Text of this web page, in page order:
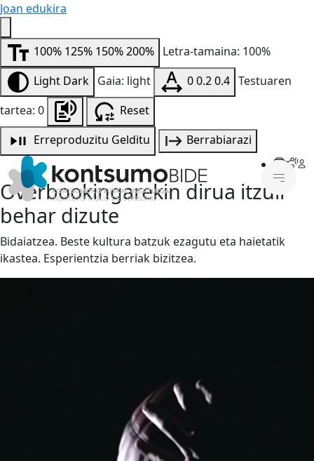
Joan edukira
100% 125% 150%200% Letra-tamaina: 100%
Light Dark Gaia: light 00.20.4 Testuaren
tartea: 0
Reset
Erreproduzitu Gelditu Berrabiarazi
Overbookingarekin dirua itzuli
behar dizute
Bidaiatzea. Beste kultura batzuk ezagutu eta haietatik
ikastea. Esperientzia berriak bizitzea.